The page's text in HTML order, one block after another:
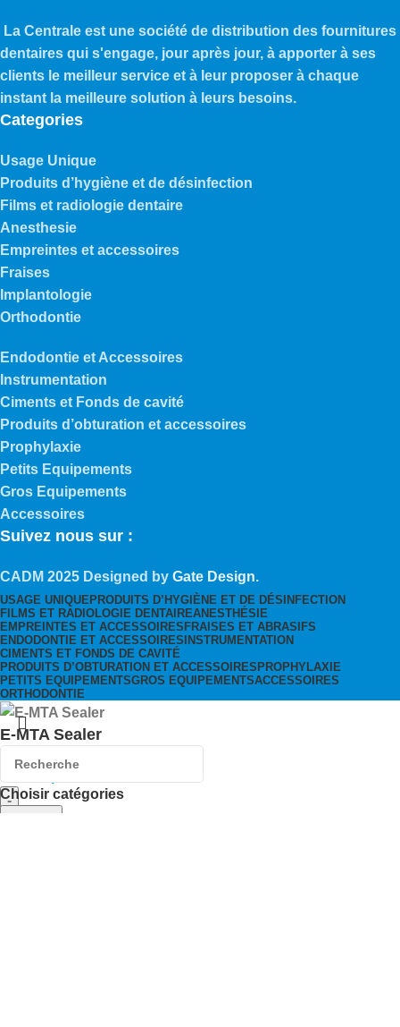
La Centrale est une société de distribution des fournitures
dentaires qui s'engage, jour après jour, à apporter à ses
clients le meilleur service et à leur proposer à chaque
instant la meilleure solution à leurs besoins.
Categories
Usage Unique
Produits d’hygiène et de désinfection
Films et radiologie dentaire
Anesthesie
Empreintes et accessoires
Fraises
Implantologie
Orthodontie
Endodontie et Accessoires
Instrumentation
Ciments et Fonds de cavité
Produits d’obturation et accessoires
Prophylaxie
Petits Equipements
Gros Equipements
Accessoires
Suivez nous sur :
CADM 2025 Designed by Gate Design.
USAGE UNIQUEPRODUITS D’HYGIÈNE ET DE DÉSINFECTION
FILMS ET RADIOLOGIE DENTAIREANESTHÉSIE
EMPREINTES ET ACCESSOIRESFRAISES ET ABRASIFS
ENDODONTIE ET ACCESSOIRESINSTRUMENTATION
CIMENTS ET FONDS DE CAVITÉ
PRODUITS D’OBTURATION ET ACCESSOIRESPROPHYLAXIE
PETITS EQUIPEMENTSGROS EQUIPEMENTSACCESSOIRES
ORTHODONTIE
Choisir catégories
E-MTA Sealer